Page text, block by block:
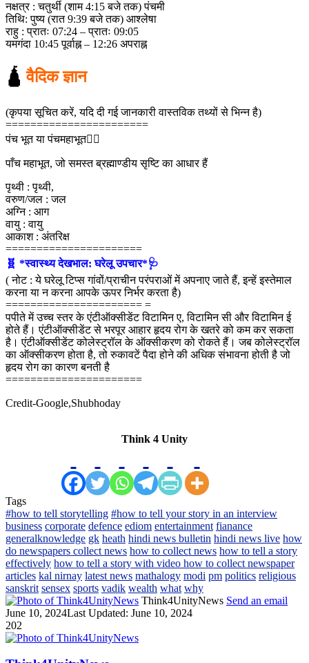
नक्षत्र : चतुर्थी (शाम 4:15 बजे तक) पंचमी
तिथि: पुष्य (रात 9:39 बजे तक) आश्लेषा
राहु : प्रातः 07:24 – प्रातः 09:05
यमगंदा 10:45 पूर्वाह्न – 12:26 अपराह्न
🛕 वैदिक ज्ञान
(कृपया सूचित करें, यदि दी गई जानकारी वास्तविक तथ्यों से भिन्न है)
=======================
पंच भूत या पंचमहाभूत🖐🏻
पाँच महाभूत, जो समस्त ब्रह्माण्डीय सृष्टि का आधार हैं
पृथ्वी : पृथ्वी,
वरुण/जल : जल
अग्नि : आग
वायु : वायु
आकाश : अंतरिक्ष
======================
🧬 *स्वास्थ्य देखभाल: घरेलू उपचार*🩺
( नोट : ये घरेलू टिप्स गांवों/प्राचीन परंपराओं में अपनाए जाते हैं, इन्हें इस्तेमाल
करना या न करना आपके ऊपर निर्भर करता है)
====================== =
पपीते में उच्च स्तर के एंटीऑक्सीडेंट विटामिन ए, विटामिन सी और विटामिन ई
होते हैं। एंटीऑक्सीडेंट से भरपूर आहार हृदय रोग के खतरे को कम कर सकता
है। एंटीऑक्सीडेंट कोलेस्ट्रॉल के ऑक्सीकरण को रोकते हैं। जब कोलेस्ट्रॉल
का ऑक्सीकरण होता है, तो रुकावटें पैदा होने की अधिक संभावना होती है जो
हृदय रोग का कारण बनती है
======================
Credit-Google,Shubhoday
Think 4 Unity
Tags
#how to tell storytelling #how to tell your story in an interview
business corporate defence ediom entertainment fianance
generalknowledge gk heath hindi news bulletin hindi news live how
do newspapers collect news how to collect news how to tell a story
effectively how to tell a story with video how to collect newspaper
articles kal nirnay latest news mathalogy modi pm politics religious
sanskrit sensex sports vadik wealth what why
Think4UnityNews Send an email
June 10, 2024Last Updated: June 10, 2024
202